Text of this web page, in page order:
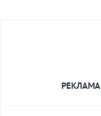
РЕКЛАМА